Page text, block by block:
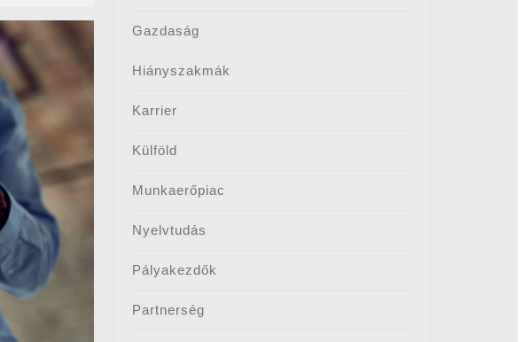
Gazdaság
Hiányszakmák
Karrier
Külföld
Munkaerőpiac
Nyelvtudás
Pályakezdők
Partnerség